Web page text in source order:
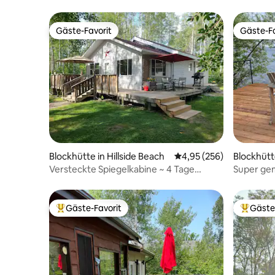
Gäste-Favorit
Gäste-Favorit
Blockhütte in Hillside Beach Durchschnittliche
4,95 (256)
Versteckte Spiegelkabine ~ 4 Tage
Gäste-
Gäste-
Super
Beliebter Gäste-Favorit.
Gäste-Favorit